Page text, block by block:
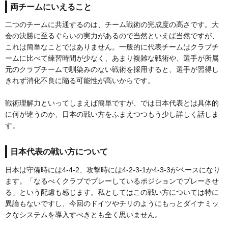
両チームにいえること
二つのチームに共通するのは、チーム戦術の完成度の高さです。大
会の決勝に至るぐらいの実力があるので当然といえば当然ですが、
これは簡単なことではありません。一般的に代表チームはクラブチ
ームに比べて練習時間が少なく、あまり複雑な戦術や、選手が所属
元のクラブチームで馴染みのない戦術を採用すると、選手が習得し
きれず消化不良に陥る可能性が高いからです。
戦術理解力といってしまえば簡単ですが、では日本代表とは具体的
に何が違うのか、日本の戦い方をふまえつつもう少し詳しく話しま
す。
日本代表の戦い方について
日本は守備時には4-4-2、攻撃時には4-2-3-1か4-3-3がベースになり
ます。「なるべくクラブでプレーしているポジションでプレーさせ
る」という配慮も感じます。私としてはこの戦い方については特に
異論もないですし、今回のドイツやチリのようにもっとダイナミッ
クなシステムを導入すべきとも全く思いません。